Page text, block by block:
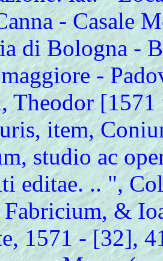
- Casale
di Bologna -
-
Theodor
item,
studio ac
editae. .. ",
&
1571 - [32],